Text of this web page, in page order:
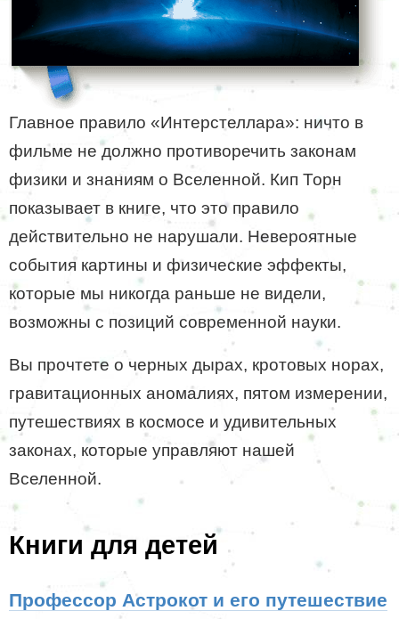
Главное правило «Интерстеллара»: ничто в
фильме не должно противоречить законам
физики и знаниям о Вселенной. Кип Торн
показывает в книге, что это правило
действительно не нарушали. Невероятные
события картины и физические эффекты,
которые мы никогда раньше не видели,
возможны с позиций современной науки.
Вы прочтете о черных дырах, кротовых норах,
гравитационных аномалиях, пятом измерении,
путешествиях в космосе и удивительных
законах, которые управляют нашей
Вселенной.
Книги для детей
Профессор Астрокот и его путешествие